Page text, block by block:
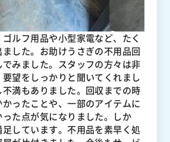
ルフ用品や小型家電など、たく
した。お助けうさぎの不用品回
みました。スタッフの方々は非
望をしっかりと聞いてくれまし
満もありました。回収までの時
ったことや、一部のアイテムに
た点が気になりました。しか
しています。不用品を素早く処